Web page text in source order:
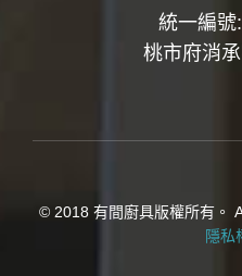
統一編號
桃市府消
© 2018 有間廚具版權所有。
隱私